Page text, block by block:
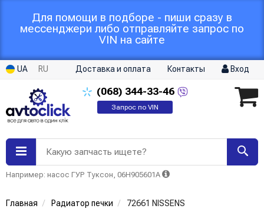
Для помощи в подборе - пиши сразу в
мессенджери либо отправляйте запрос по
VIN на сайте
UA RU Доставка и оплата Контакты Вход
(068) 344-33-46
Запрос по VIN
Какую запчасть ищете?
Например: насос ГУР Туксон, 06H905601A
Главная Радиатор печки 72661 NISSENS